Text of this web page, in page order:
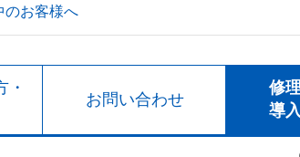
のお客様へ
・
お問い合わせ
修
導